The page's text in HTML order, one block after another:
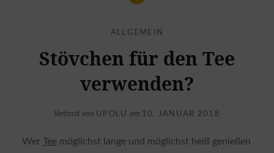
ALLGEMEIN
Stövchen für den Tee
verwenden?
Verfasst von UPOLU am 10. JANUAR 2018
Wer Teemöglichst lange und möglichst heiß genießen